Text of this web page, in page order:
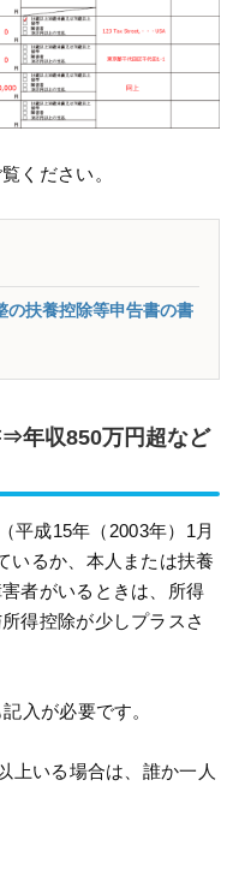
ください。
の扶養控除等申告書の書
⇒年収850万円超など
平成15年（2003年）1月
いるか、本人または扶養
者がいるときは、所得
得控除が少しプラスさ
入が必要です。
上いる場合は、誰か一人